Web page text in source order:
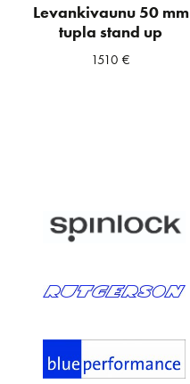
Levankivaunu 50 mm
tupla stand up
1510€